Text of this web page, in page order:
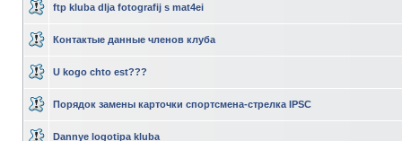
ftp kluba dlja fotografij s mat4ei
Контактые данные членов клуба
U kogo chto est???
Порядок замены карточки спортсмена-стрелка IPSC
Dannye logotipa kluba